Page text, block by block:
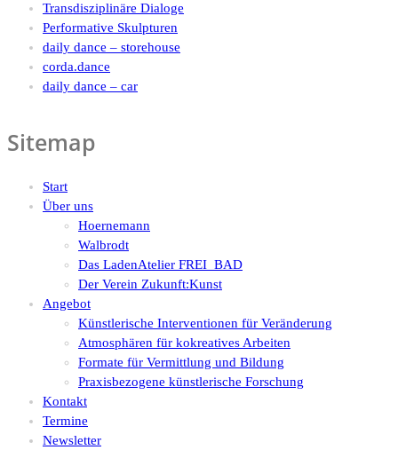
Transdisziplinäre Dialoge
Performative Skulpturen
daily dance – storehouse
corda.dance
daily dance – car
Sitemap
Start
Über uns
Hoernemann
Walbrodt
Das LadenAtelier FREI_BAD
Der Verein Zukunft:Kunst
Angebot
Künstlerische Interventionen für Veränderung
Atmosphären für kokreatives Arbeiten
Formate für Vermittlung und Bildung
Praxisbezogene künstlerische Forschung
Kontakt
Termine
Newsletter